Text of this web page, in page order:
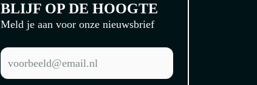
BLIJF OP DE HOOGTE
Meld je aan voor onze nieuwsbrief